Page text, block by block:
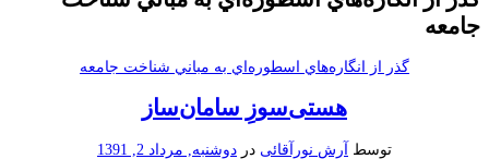
جامعه
گذر از انگاره‌هاي اسطوره‌اي به مباني شناخت جامعه
هستی‌سوزِ سامان‌ساز
توسط آرش نورآقائی در دوشنبه, مرداد 2, 1391